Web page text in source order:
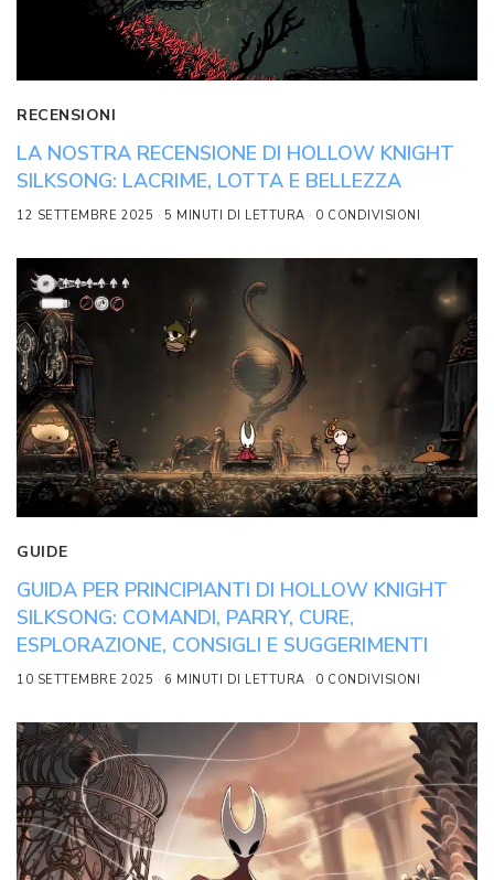
RECENSIONI
LA NOSTRA RECENSIONE DI HOLLOW KNIGHT
SILKSONG: LACRIME, LOTTA E BELLEZZA
12 SETTEMBRE 2025 5 MINUTI DI LETTURA 0 CONDIVISIONI
GUIDE
GUIDA PER PRINCIPIANTI DI HOLLOW KNIGHT
SILKSONG: COMANDI, PARRY, CURE,
ESPLORAZIONE, CONSIGLI E SUGGERIMENTI
10 SETTEMBRE 2025 6 MINUTI DI LETTURA 0 CONDIVISIONI